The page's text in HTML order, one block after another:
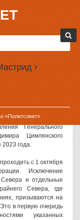
«Политсовет»
ПЛАНОВ
осенний призыв
планов по новой
Главного
Генерального
Цимлянского
2023 года.
с 1 октября
Исключение
и отдельные
Севера, где
призываются на
в первую очередь
указанных